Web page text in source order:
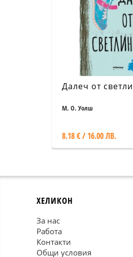
Далеч от
М. О. Уолш
8.18 € / 16.00 ЛВ.
ХЕЛИКОН
За нас
Работа
Контакти
Общи условия